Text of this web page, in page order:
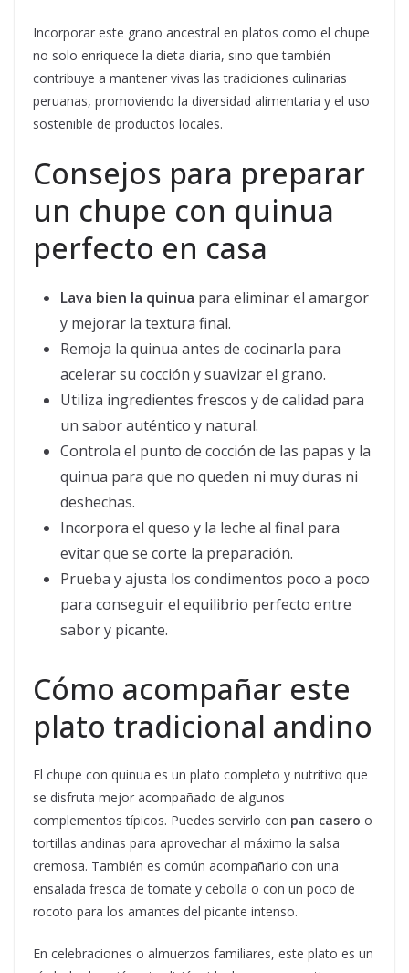
Incorporar este grano ancestral en platos como el chupe
no solo enriquece la dieta diaria, sino que también
contribuye a mantener vivas las tradiciones culinarias
peruanas, promoviendo la diversidad alimentaria y el uso
sostenible de productos locales.
Consejos para preparar
un chupe con quinua
perfecto en casa
Lava bien la quinua para eliminar el amargor
y mejorar la textura final.
Remoja la quinua antes de cocinarla para
acelerar su cocción y suavizar el grano.
Utiliza ingredientes frescos y de calidad para
un sabor auténtico y natural.
Controla el punto de cocción de las papas y la
quinua para que no queden ni muy duras ni
deshechas.
Incorpora el queso y la leche al final para
evitar que se corte la preparación.
Prueba y ajusta los condimentos poco a poco
para conseguir el equilibrio perfecto entre
sabor y picante.
Cómo acompañar este
plato tradicional andino
El chupe con quinua es un plato completo y nutritivo que
se disfruta mejor acompañado de algunos
complementos típicos. Puedes servirlo con pan casero o
tortillas andinas para aprovechar al máximo la salsa
cremosa. También es común acompañarlo con una
ensalada fresca de tomate y cebolla o con un poco de
rocoto para los amantes del picante intenso.
En celebraciones o almuerzos familiares, este plato es un